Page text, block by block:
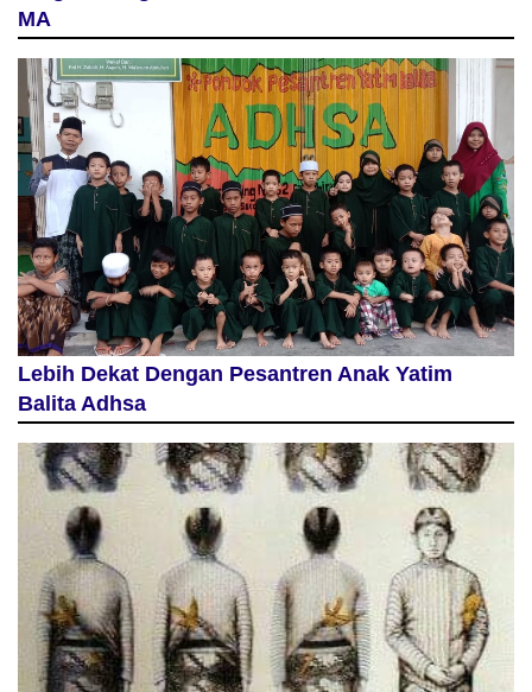
MA
Lebih Dekat Dengan Pesantren Anak Yatim
Balita Adhsa